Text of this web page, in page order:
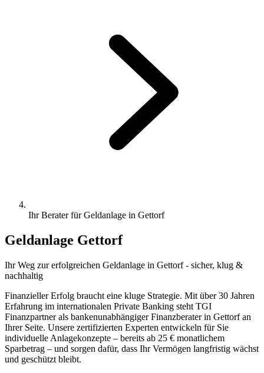
Ihr Berater für Geldanlage in Gettorf
Geldanlage Gettorf
Ihr Weg zurerfolgreichen Geldanlage in Gettorf- sicher, klug &
nachhaltig
Finanzieller Erfolg braucht eine kluge Strategie. Mit über 30 Jahren
Erfahrung im internationalen Private Banking steht TGI
Finanzpartner als bankenunabhängiger Finanzberater in Gettorf an
Ihrer Seite. Unsere zertifizierten Experten entwickeln für Sie
individuelle Anlagekonzepte – bereits ab 25 € monatlichem
Sparbetrag – und sorgen dafür, dass Ihr Vermögen langfristig wächst
und geschützt bleibt.